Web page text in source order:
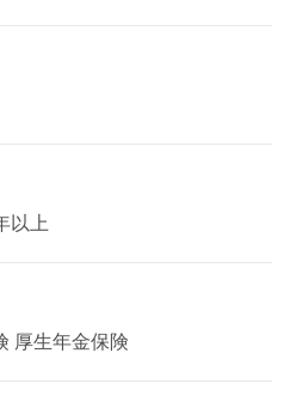
以上
厚生年金保険